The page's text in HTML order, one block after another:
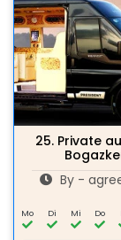
25. Private
By -
Mo Di Mi Do